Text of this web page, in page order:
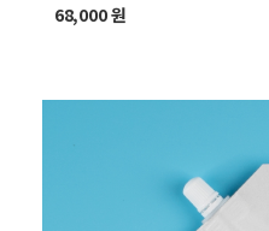
68,000 원